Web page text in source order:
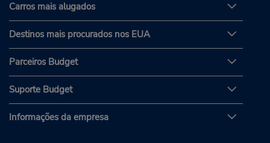
Carros mais alugados
Destinos mais procurados nos EUA
Parceiros Budget
Suporte Budget
Informações da empresa